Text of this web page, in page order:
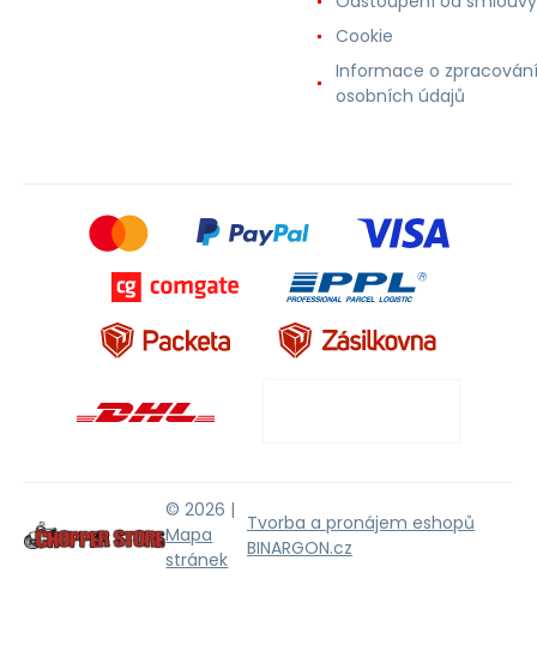
Cookie
Informace o zpracování
osobních údajů
© 2026 |
Mapa
stránek
Tvorba a pronájem eshopů
BINARGON.cz